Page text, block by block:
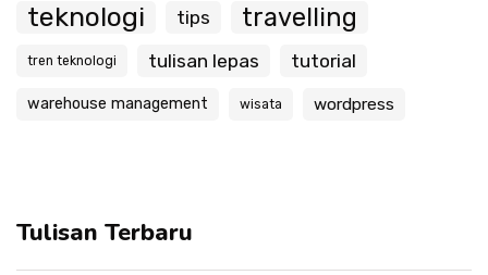
teknologi tips travelling
tren teknologi tulisan lepas tutorial
warehouse management wisata wordpress
Tulisan Terbaru